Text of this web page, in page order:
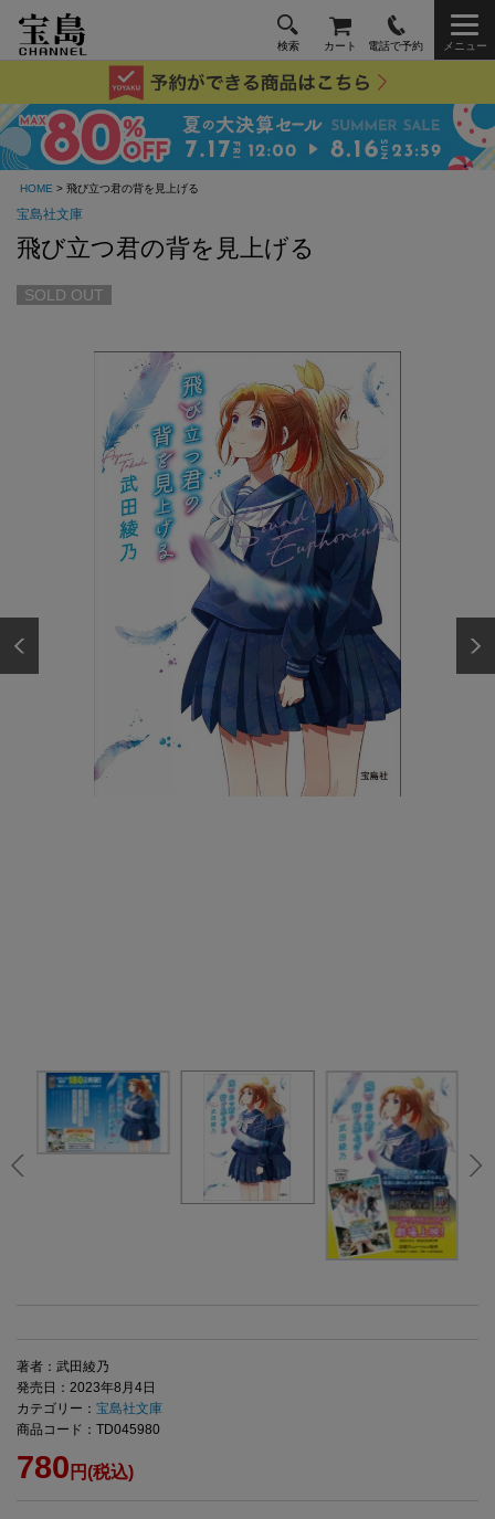
検索 カート 電話で予約 メニュー
HOME > 飛び立つ君の背を見上げる
宝島社文庫
飛び立つ君の背を見上げる
SOLD OUT
著者：武田綾乃
発売日：2023年8月4日
カテゴリー： 宝島社文庫
商品コード：TD045980
780 円(税込)